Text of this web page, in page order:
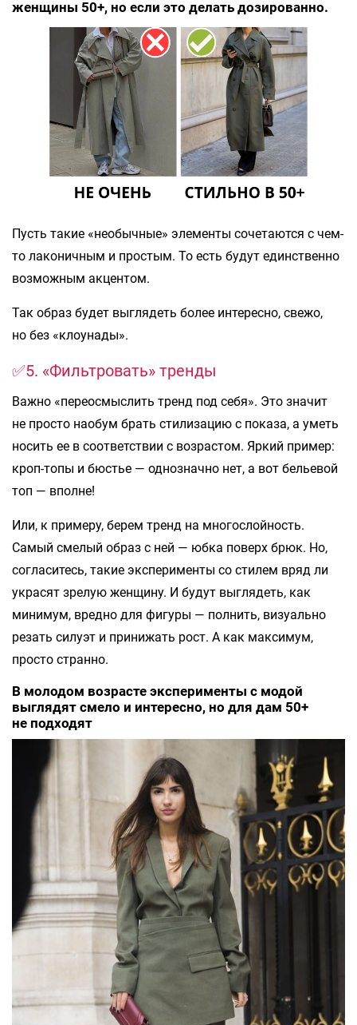
женщины 50+, но если это делать дозированно.
Пусть такие «необычные» элементы сочетаются с чем-
то лаконичным и простым. То есть будут единственно
возможным акцентом.
Так образ будет выглядеть более интересно, свежо,
но без «клоунады».
✅5. «Фильтровать» тренды
Важно «переосмыслить тренд под себя». Это значит
не просто наобум брать стилизацию с показа, а уметь
носить ее в соответствии с возрастом. Яркий пример:
кроп-топы и бюстье — однозначно нет, а вот бельевой
топ — вполне!
Или, к примеру, берем тренд на многослойность.
Самый смелый образ с ней — юбка поверх брюк. Но,
согласитесь, такие эксперименты со стилем вряд ли
украсят зрелую женщину. И будут выглядеть, как
минимум, вредно для фигуры — полнить, визуально
резать силуэт и принижать рост. А как максимум,
просто странно.
В молодом возрасте эксперименты с модой
выглядят смело и интересно, но для дам 50+
не подходят